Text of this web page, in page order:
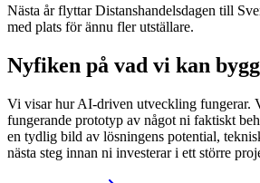
Nästa år flyttar Distanshandelsdagen till
med plats för ännu fler utställare.
Nyfiken på vad vi kan
Vi visar hur AI-driven utveckling fungerar.
fungerande prototyp av något ni faktiskt
en tydlig bild av lösningens potential,
nästa steg innan ni investerar i ett större